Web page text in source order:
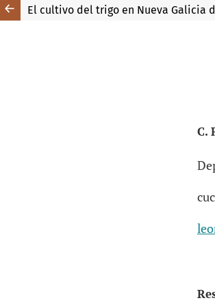
El cultivo del trigo en Nueva Galicia